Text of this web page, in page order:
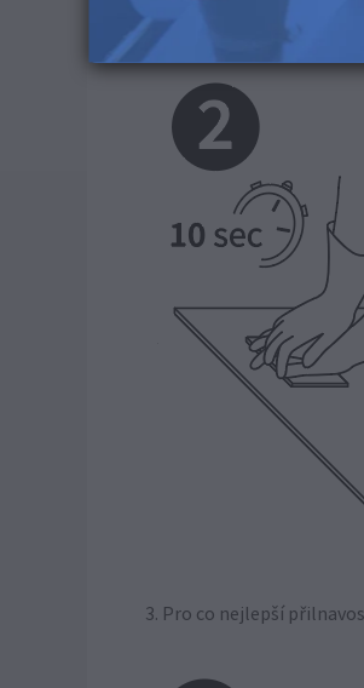
2. Poté vezměte
přičemž se ujistěte, že je
3. Pro co nejlepší